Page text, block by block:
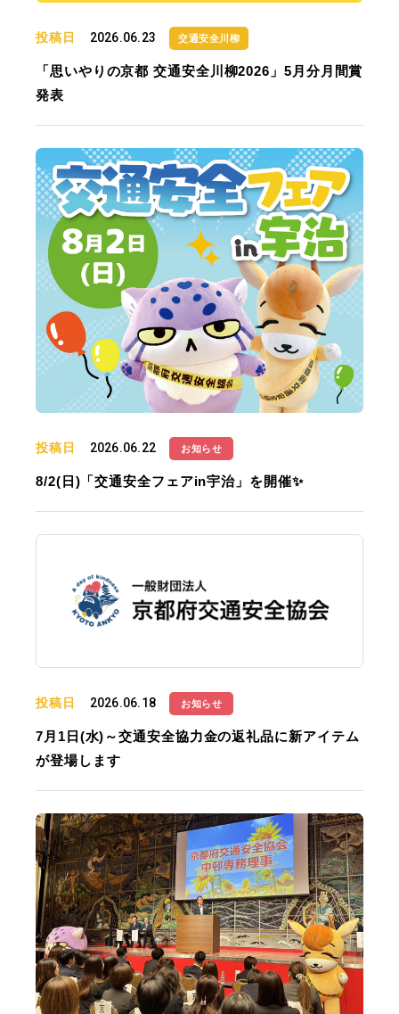
投稿日 2026.06.23 交通安全川柳
「思いやりの京都 交通安全川柳2026」5月分月間賞
発表
投稿日 2026.06.22 お知らせ
8/2(日)「交通安全フェアin宇治」を開催✨
投稿日 2026.06.18 お知らせ
7月1日(水)～交通安全協力金の返礼品に新アイテム
が登場します